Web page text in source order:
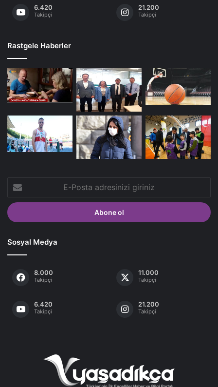
6.420
Takipçi
21.200
Takipçi
Rastgele Haberler
Posta
adresinizi
giriniz
Sosyal Medya
8.000
Takipçi
11.000
Takipçi
6.420
Takipçi
21.200
Takipçi